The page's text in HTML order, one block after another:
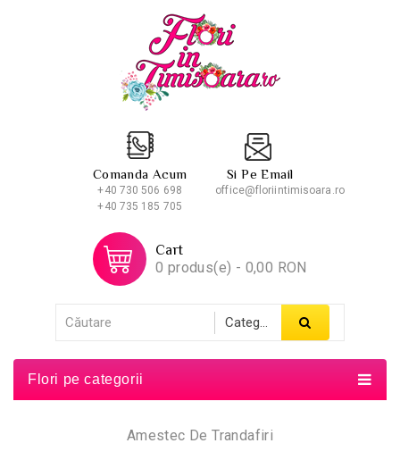
Comanda Acum
+40 730 506 698
+40 735 185 705
Si Pe Email
office@floriintimisoara.ro
Cart
0 produs(e) - 0,00 RON
Flori pe categorii
Amestec De Trandafiri